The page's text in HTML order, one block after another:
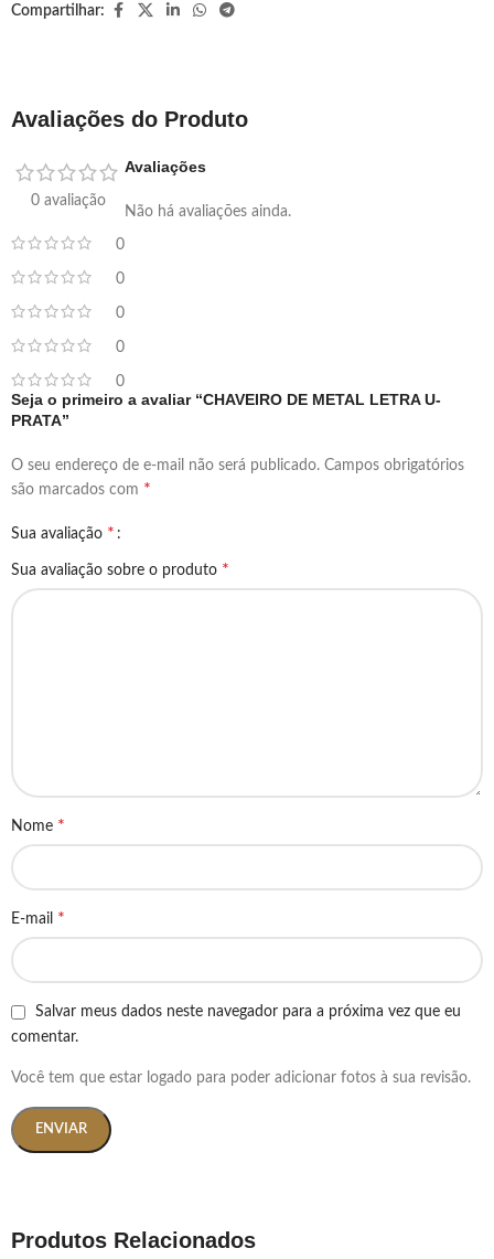
Compartilhar:
Avaliações do Produto
0 avaliação
0
0
0
0
0
Avaliações
Não há avaliações ainda.
Seja o primeiro a avaliar “CHAVEIRO DE METAL LETRA U-
PRATA”
O seu endereço de e-mail não será publicado. Campos obrigatórios
são marcados com *
Sua avaliação *
Sua avaliação sobre o produto *
Nome *
E-mail *
Salvar meus dados neste navegador para a próxima vez que eu
comentar.
Você tem que estar logado para poder adicionar fotos à sua revisão.
Produtos Relacionados